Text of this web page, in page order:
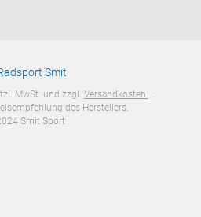
MwSt. und zzgl. Versandkosten .
des Herstellers.
Smit Sport